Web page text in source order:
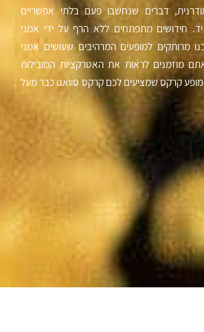
דברים שנחשבו פעם בלתי אפשריים
חידושים מתפתחים ללא הרף על ידי אמני
מרותקים למופעים המרהיבים שעושים אמני
מוזמנים לראות את האטרקציות המובילות
מופע קרקס שמציעים לכם קרקס סוואגו כבר מעל